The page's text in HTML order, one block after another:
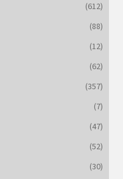
(612)
(88)
(12)
(62)
(357)
(7)
(47)
(52)
(30)